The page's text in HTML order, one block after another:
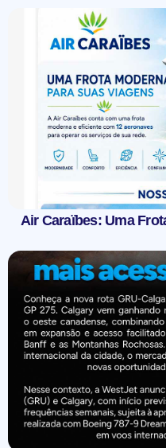
Air Caraïbes: Uma